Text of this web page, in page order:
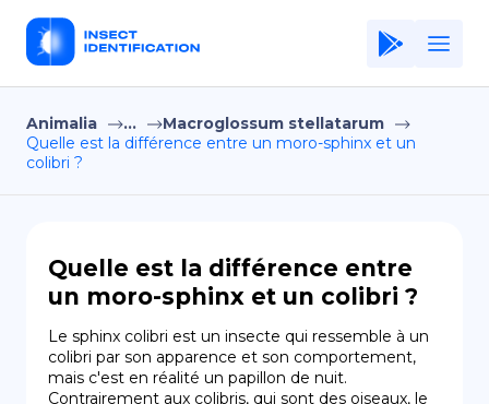
Home
Application
Privacy Policy
FR
Copiright © Niro ID
Animalia ...
Macroglossum stellatarum
Quelle est la différence entre un moro-sphinx et un
colibri ?
Quelle est la différence entre
un moro-sphinx et un colibri ?
Le sphinx colibri est un insecte qui ressemble à un
colibri par son apparence et son comportement,
mais c'est en réalité un papillon de nuit.
Contrairement aux colibris, qui sont des oiseaux, le